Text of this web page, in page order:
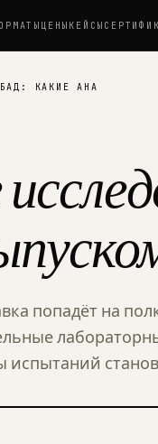
ЦЕНЫ КЕЙСЫ
КАКИЕ АНА
попадёт на